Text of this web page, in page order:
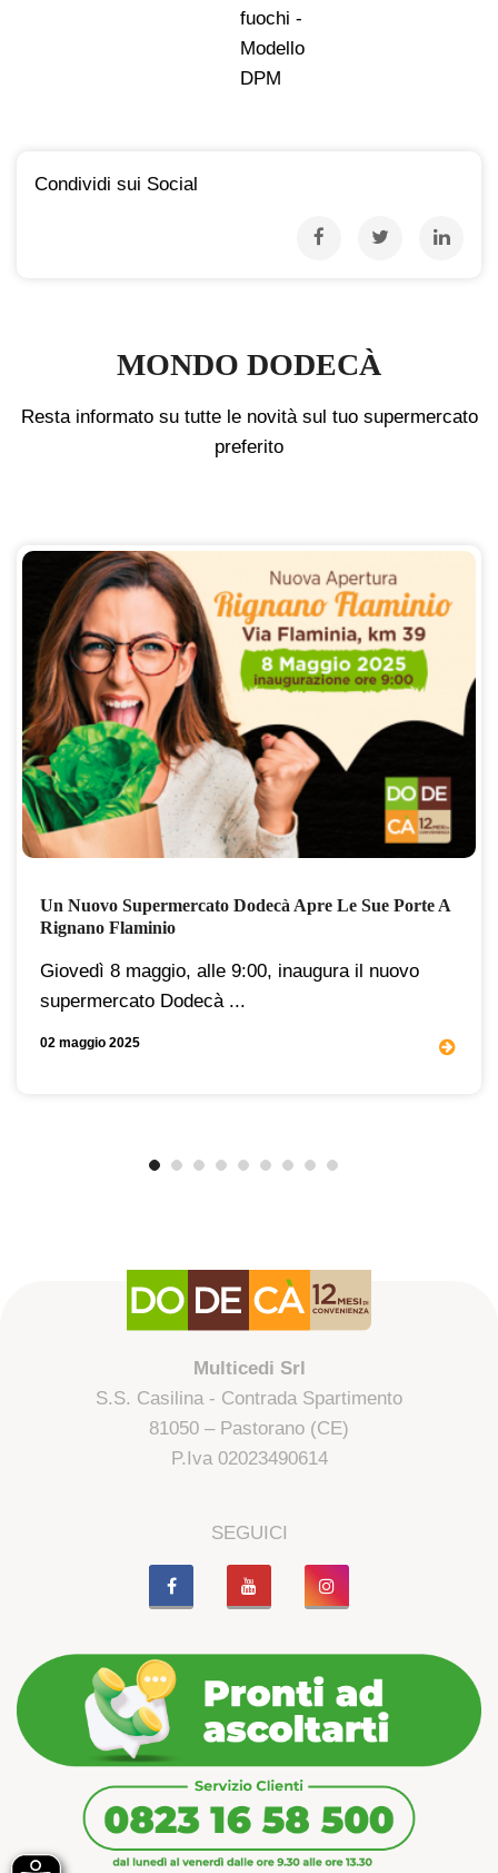
fuochi -
Modello
DPM
Condividi sui Social
MONDO DODECÀ
Resta informato su tutte le novità sul tuo supermercato
preferito
Un Nuovo Supermercato Dodecà Apre Le Sue Porte A
Rignano Flaminio
Giovedì 8 maggio, alle 9:00, inaugura il nuovo
supermercato Dodecà ...
02 maggio 2025
Multicedi Srl
S.S. Casilina - Contrada Spartimento
81050 – Pastorano (CE)
P.Iva 02023490614
SEGUICI